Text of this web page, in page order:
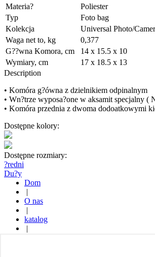
Materia?
Poliester
Typ
Foto bag
Kolekcja
Universal Photo/
Waga net to, kg
0,377
G??wna Komora, cm
14 x 15.5 x 10
Wymiary, cm
17 x 18.5 x 13
Description
• Komóra g?ówna z dzielnikiem odpinalnym
• Wn?trze wyposa?one w aksamit specjalny (
• Komóra przednia z dwoma dodoatkowymi
Dostępne kolory:
Dostępne rozmiary:
?redni
Du?y
Dom
|
O nas
|
katalog
|